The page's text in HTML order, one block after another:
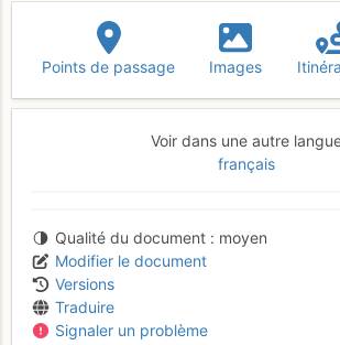
Points de passage Images
Voir dans une autre
français
Qualité du document
moyen
Modifier le document
Versions
Traduire
Signaler un problème